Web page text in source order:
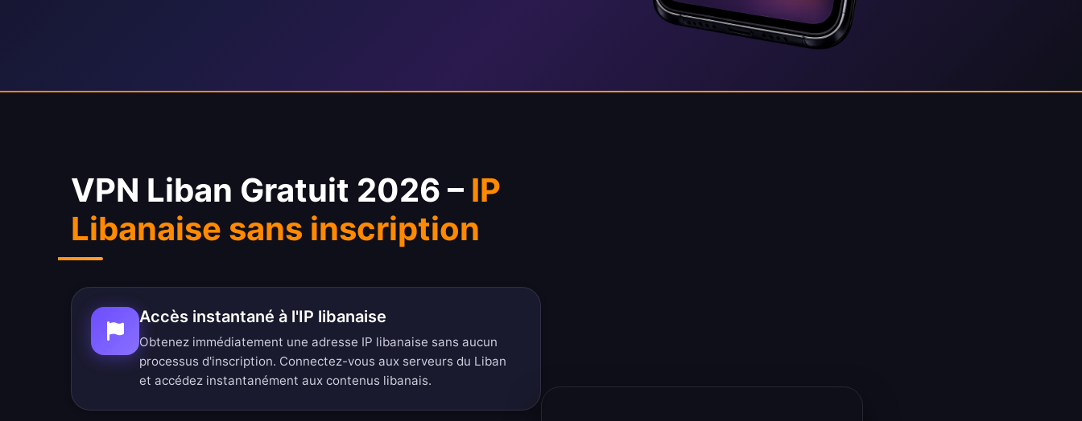
VPN Liban Gratuit 2026 – IP
Libanaise sans inscription
Accès instantané à l'IP libanaise
Obtenez immédiatement une adresse IP libanaise sans aucun
processus d'inscription. Connectez-vous aux serveurs du Liban
et accédez instantanément aux contenus libanais.